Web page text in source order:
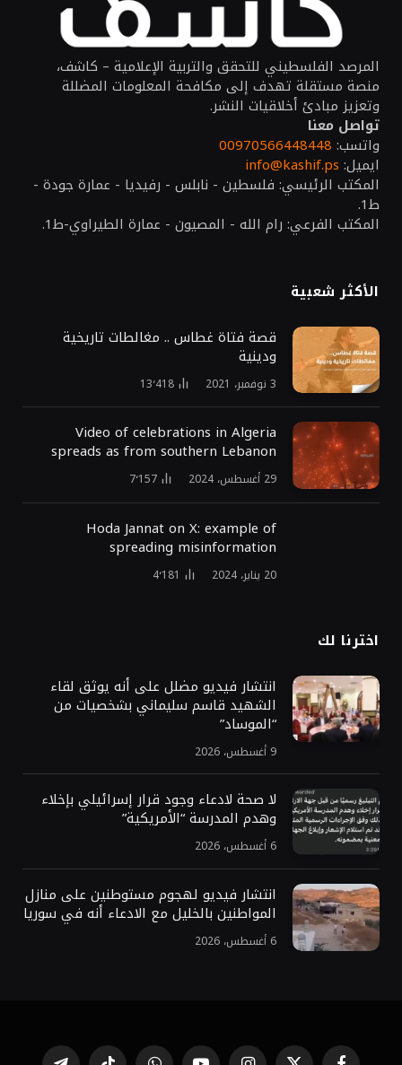
المرصد الفلسطيني للتحقق والتربية الإعلامية – كاشف،
منصة مستقلة تهدف إلى مكافحة المعلومات المضللة
وتعزيز مبادئ أخلاقيات النشر.
تواصل معنا
واتسب: 00970566448448
ايميل: info@kashif.ps
المكتب الرئيسي: فلسطين - نابلس - رفيديا - عمارة جودة -
ط1.
المكتب الفرعي: رام الله - المصيون - عمارة الطيراوي-ط1.
الأكثر شعبية
قصة فتاة غطاس .. مغالطات تاريخية
ودينية
3 نوفمبر، 2021 13٬418
Video of celebrations in Algeria
spreads as from southern Lebanon
29 أغسطس، 2024 7٬157
Hoda Jannat on X: example of
spreading misinformation
20 يناير، 2024 4٬181
اخترنا لك
انتشار فيديو مضلل على أنه يوثق لقاء
الشهيد قاسم سليماني بشخصيات من
“الموساد”
9 أغسطس، 2026
لا صحة لادعاء وجود قرار إسرائيلي بإخلاء
وهدم المدرسة “الأمريكية”
6 أغسطس، 2026
انتشار فيديو لهجوم مستوطنين على منازل
المواطنين بالخليل مع الادعاء أنه في سوريا
6 أغسطس، 2026